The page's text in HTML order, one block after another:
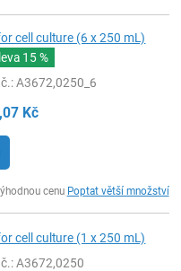
cell culture (6 x 250 mL)
15 %
: A3672,0250_6
Kč
cenu Poptat větší množství
cell culture (1 x 250 mL)
: A3672,0250